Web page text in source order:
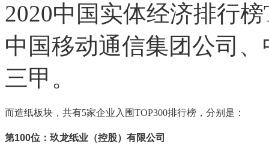
2020中国实体经济排行
中国移动通信集团公司
三甲。
而造纸板块，共有5家企业入围TOP300排行榜，分别是：
第100位：玖龙纸业（控股）有限公司